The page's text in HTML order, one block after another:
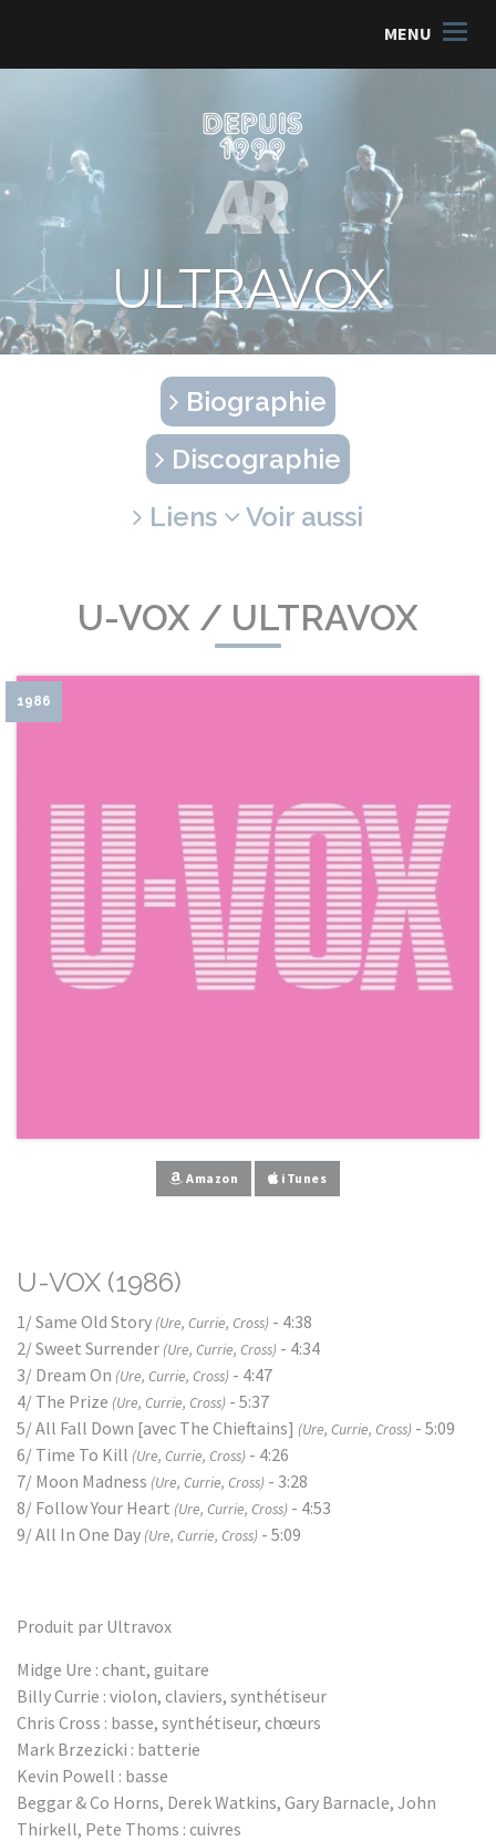
MENU
ULTRAVOX
Biographie
Discographie
Liens
Voir aussi
U-VOX / ULTRAVOX
1986
Amazon iTunes
U-VOX (1986)
1/ Same Old Story (Ure, Currie, Cross) - 4:38
2/ Sweet Surrender (Ure, Currie, Cross) - 4:34
3/ Dream On (Ure, Currie, Cross) - 4:47
4/ The Prize (Ure, Currie, Cross) - 5:37
5/ All Fall Down [avec The Chieftains] (Ure, Currie, Cross) - 5:09
6/ Time To Kill (Ure, Currie, Cross) - 4:26
7/ Moon Madness (Ure, Currie, Cross) - 3:28
8/ Follow Your Heart (Ure, Currie, Cross) - 4:53
9/ All In One Day (Ure, Currie, Cross) - 5:09
Produit par Ultravox
Midge Ure : chant, guitare
Billy Currie : violon, claviers, synthétiseur
Chris Cross : basse, synthétiseur, chœurs
Mark Brzezicki : batterie
Kevin Powell : basse
Beggar & Co Horns, Derek Watkins, Gary Barnacle, John
Thirkell, Pete Thoms : cuivres